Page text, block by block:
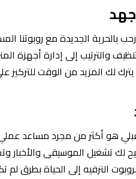
جهد
بالحرية الجديدة مع
والترتيب إلى إدارة أجهزة
لك المزيد من الوقت
هو أكثر من مجرد مساعد عملي
لك تشغيل الموسيقى
الترفيه إلى الحياة بطرق